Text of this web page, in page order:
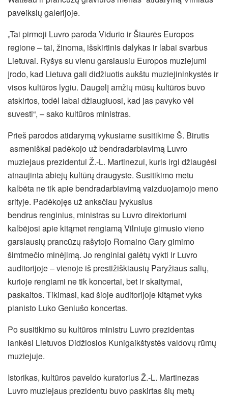
paveikslų galerijoje.
„Tai pirmoji Luvro paroda Vidurio ir Šiaurės Europos
regione – tai, žinoma, išskirtinis dalykas ir labai svarbus
Lietuvai. Ryšys su vienu garsiausiu Europos muziejumi
įrodo, kad Lietuva gali didžiuotis aukštu muziejininkystės ir
visos kultūros lygiu. Daugelį amžių mūsų kultūros buvo
atskirtos, todėl labai džiaugiuosi, kad jas pavyko vėl
suvesti“, – sako kultūros ministras.
Prieš parodos atidarymą vykusiame susitikime Š. Birutis
asmeniškai padėkojo už bendradarbiavimą Luvro
muziejaus prezidentui Ž.-L. Martinezui, kuris irgi džiaugėsi
atnaujinta abiejų kultūrų draugyste. Susitikimo metu
kalbėta ne tik apie bendradarbiavimą vaizduojamojo meno
srityje. Padėkojęs už anksčiau įvykusius
bendrus renginius, ministras su Luvro direktoriumi
kalbėjosi apie kitąmet rengiamą Vilniuje gimusio vieno
garsiausių prancūzų rašytojo Romaino Gary gimimo
šimtmečio minėjimą. Jo renginiai galėtų vykti ir Luvro
auditorijoje – vienoje iš prestižiškiausių Paryžiaus salių,
kurioje rengiami ne tik koncertai, bet ir skaitymai,
paskaitos. Tikimasi, kad šioje auditorijoje kitąmet vyks
pianisto Luko Geniušo koncertas.
Po susitikimo su kultūros ministru Luvro prezidentas
lankėsi Lietuvos Didžiosios Kunigaikštystės valdovų rūmų
muziejuje.
Istorikas, kultūros paveldo kuratorius Ž.-L. Martinezas
Luvro muziejaus prezidentu buvo paskirtas šių metų